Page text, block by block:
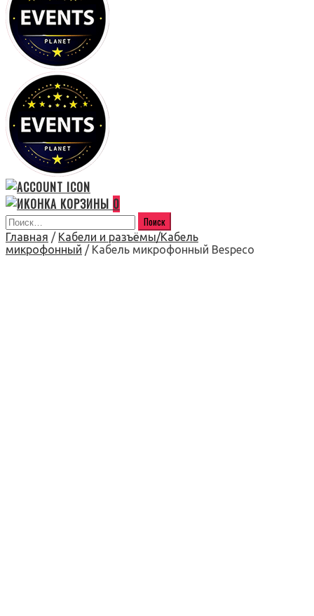
0
Главная / Кабели и разъёмы/Кабель
микрофонный / Кабель микрофонный Bespeco